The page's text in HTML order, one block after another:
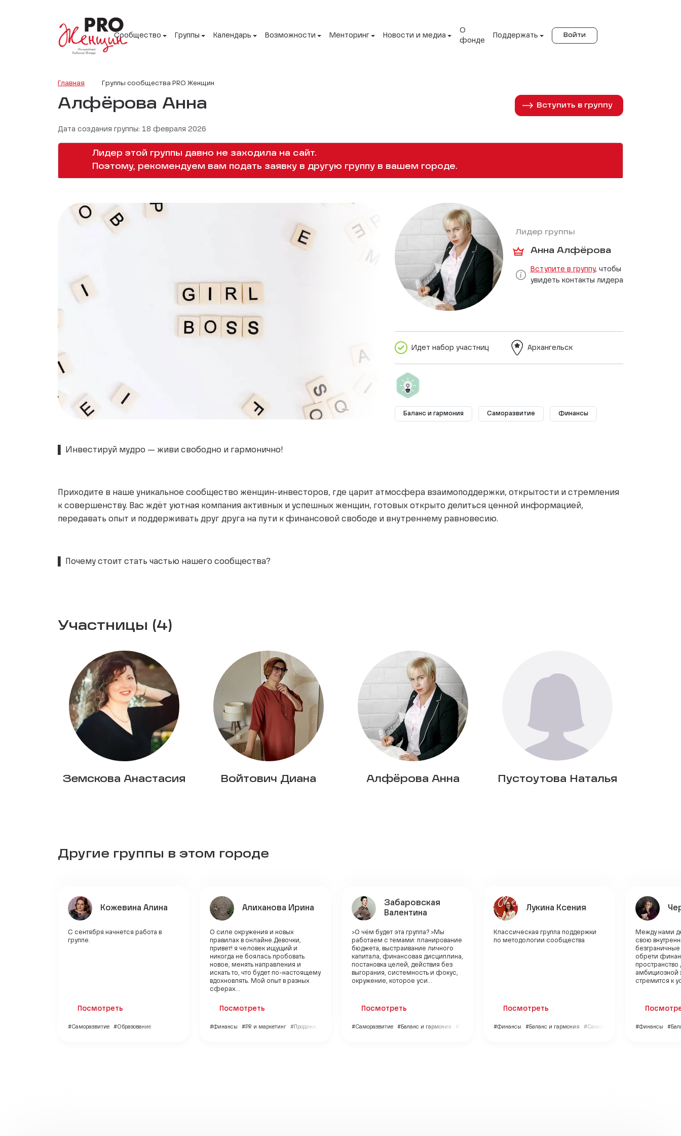
Сообщество Группы Календарь Возможности Менторинг Новости и медиа
О
фонде
Поддержать Войти
Главная Группы сообщества PRO Женщин
Алфёрова Анна Вступить в группу
Дата создания группы: 18 февраля 2026
Лидер этой группы давно не заходила на сайт.
Поэтому, рекомендуем вам подать заявку в другую группу в вашем городе.
Лидер группы
Анна Алфёрова
Вступите в группу, чтобы
увидеть контакты лидера
Идет набор участниц Архангельск
Баланс и гармония Саморазвитие Финансы
▌ Инвестируй мудро — живи свободно и гармонично!
Приходите в наше уникальное сообщество женщин-инвесторов, где царит атмосфера взаимоподдержки, открытости и стремления
к совершенству. Вас ждёт уютная компания активных и успешных женщин, готовых открыто делиться ценной информацией,
передавать опыт и поддерживать друг друга на пути к финансовой свободе и внутреннему равновесию.
▌ Почему стоит стать частью нашего сообщества?
Участницы (4)
Земскова Анастасия Войтович Диана Алфёрова Анна Пустоутова Наталья
Другие группы в этом городе
Кожевина Алина
С сентября начнется работа в
группе.
Посмотреть
#Саморазвитие #Образование
Алиханова Ирина
О силе окружения и новых
правилах в онлайне.Девочки,
привет! я человек ищущий и
никогда не боялась пробовать
новое, менять направления и
искать то, что будет по-настоящему
вдохновлять. Мой опыт в разных
сферах...
Посмотреть
#Финансы #PR и маркетинг #Продажи
Забаровская
Валентина
>О чём будет эта группа? >Мы
работаем с темами: планирование
бюджета, выстраивание личного
капитала, финансовая дисциплина,
постановка целей, действия без
выгорания, системность и фокус,
окружение, которое уси...
Посмотреть
#Саморазвитие #Баланс и гармония #Семья и дети
Лукина Ксения
Классическая группа поддержки
по методологии сообщества
Посмотреть
#Финансы #Баланс и гармония #Саморазвитие
Между нами
свою
обрети
пространство
амбициозной
стремится к
#Финансы